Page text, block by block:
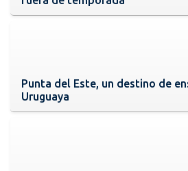
Punta del Este, un destino de
Uruguaya